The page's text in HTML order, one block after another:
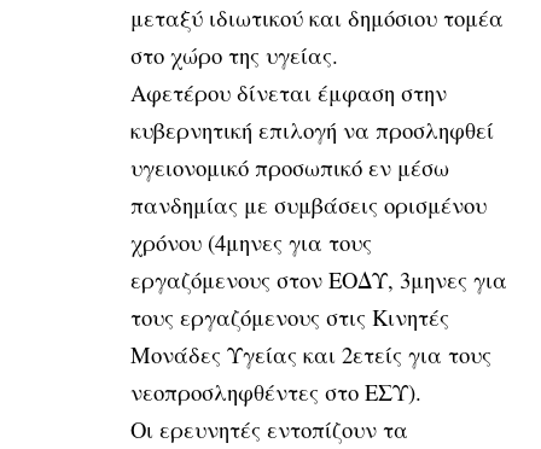
μεταξύ ιδιωτικού και δημόσιου τομέα
στο χώρο της υγείας.
Αφετέρου δίνεται έμφαση στην
κυβερνητική επιλογή να προσληφθεί
υγειονομικό προσωπικό εν μέσω
πανδημίας με συμβάσεις ορισμένου
χρόνου (4μηνες για τους
εργαζόμενους στον ΕΟΔΥ, 3μηνες για
τους εργαζόμενους στις Κινητές
Μονάδες Υγείας και 2ετείς για τους
νεοπροσληφθέ­ντες στο ΕΣΥ).
Οι ερευνητές εντοπίζουν τα